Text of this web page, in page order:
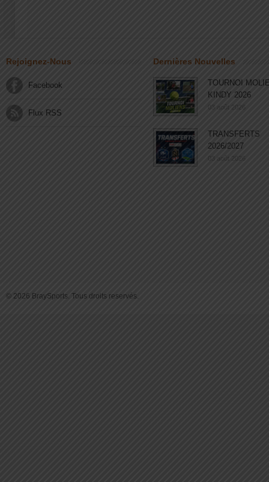
Rejoignez-Nous
Facebook
Flux RSS
Dernières Nouvelles
TOURNOI
KINDY 2026
03 août 2026
TRANSFERTS
2026/2027
03 août 2026
© 2026 BraySports. Tous droits reservés.